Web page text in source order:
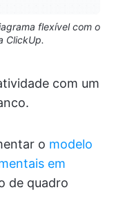
flexível com o
ClickUp.
com um
o modelo
em
de quadro